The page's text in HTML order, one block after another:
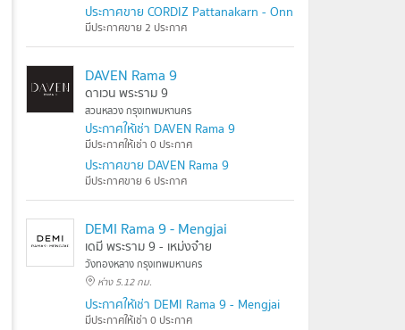
ประกาศขาย CORDIZ Pattanakarn - Onnut
มีประกาศขาย 2 ประกาศ
DAVEN Rama 9
ดาเวน พระราม 9
สวนหลวง กรุงเทพมหานคร
ประกาศให้เช่า DAVEN Rama 9
มีประกาศให้เช่า 0 ประกาศ
ประกาศขาย DAVEN Rama 9
มีประกาศขาย 6 ประกาศ
DEMI Rama 9 - Mengjai
เดมี พระราม 9 - เหม่งจ๋าย
วังทองหลาง กรุงเทพมหานคร
ห่าง 5.12 กม.
ประกาศให้เช่า DEMI Rama 9 - Mengjai
มีประกาศให้เช่า 0 ประกาศ